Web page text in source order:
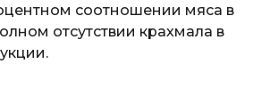
соотношении мяса в
отсутствии крахмала в